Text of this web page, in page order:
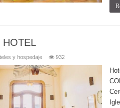
HOTEL
y hospedaje 932